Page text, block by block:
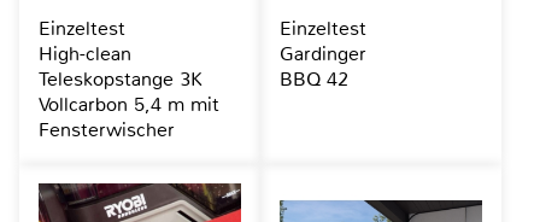
Einzeltest
High-clean
Teleskopstange 3K
Vollcarbon 5,4 m mit
Fensterwischer
Einzeltest
Gardinger
BBQ 42